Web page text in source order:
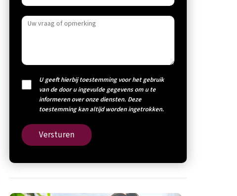
U geeft hierbij toestemming voor het gebruik
van de door u ingevulde gegevens om u te
informeren over onze diensten. Deze
toestemming kan altijd worden ingetrokken.
Versturen